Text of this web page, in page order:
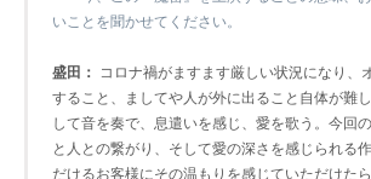
いことを聞かせてください。
盛田： コロナ禍がますます厳しい状況になり、
すること、ましてや人が外に出ること自体が難
して音を奏で、息遣いを感じ、愛を歌う。今回
と人との繋がり、そして愛の深さを感じられる
だけるお客様にその温もりを感じていただけたら